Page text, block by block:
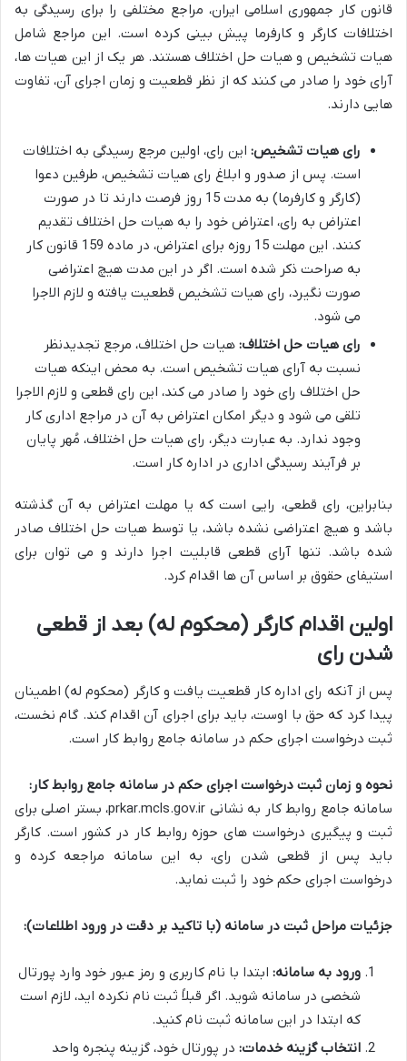
قانون کار جمهوری اسلامی ایران، مراجع مختلفی را برای رسیدگی به
اختلافات کارگر و کارفرما پیش بینی کرده است. این مراجع شامل
هیات تشخیص و هیات حل اختلاف هستند. هر یک از این هیات ها،
آرای خود را صادر می کنند که از نظر قطعیت و زمان اجرای آن، تفاوت
هایی دارند.
رای هیات تشخیص: این رای، اولین مرجع رسیدگی به اختلافات
است. پس از صدور و ابلاغ رای هیات تشخیص، طرفین دعوا
(کارگر و کارفرما) به مدت 15 روز فرصت دارند تا در صورت
اعتراض به رای، اعتراض خود را به هیات حل اختلاف تقدیم
کنند. این مهلت 15 روزه برای اعتراض، در ماده 159 قانون کار
به صراحت ذکر شده است. اگر در این مدت هیچ اعتراضی
صورت نگیرد، رای هیات تشخیص قطعیت یافته و لازم الاجرا
می شود.
رای هیات حل اختلاف: هیات حل اختلاف، مرجع تجدیدنظر
نسبت به آرای هیات تشخیص است. به محض اینکه هیات
حل اختلاف رای خود را صادر می کند، این رای قطعی و لازم الاجرا
تلقی می شود و دیگر امکان اعتراض به آن در مراجع اداری کار
وجود ندارد. به عبارت دیگر، رای هیات حل اختلاف، مُهر پایان
بر فرآیند رسیدگی اداری در اداره کار است.
بنابراین، رای قطعی، رایی است که یا مهلت اعتراض به آن گذشته
باشد و هیچ اعتراضی نشده باشد، یا توسط هیات حل اختلاف صادر
شده باشد. تنها آرای قطعی قابلیت اجرا دارند و می توان برای
استیفای حقوق بر اساس آن ها اقدام کرد.
اولین اقدام کارگر (محکوم له) بعد از قطعی
شدن رای
پس از آنکه رای اداره کار قطعیت یافت و کارگر (محکوم له) اطمینان
پیدا کرد که حق با اوست، باید برای اجرای آن اقدام کند. گام نخست،
ثبت درخواست اجرای حکم در سامانه جامع روابط کار است.
نحوه و زمان ثبت درخواست اجرای حکم در سامانه جامع روابط کار:
سامانه جامع روابط کار به نشانی prkar.mcls.gov.ir، بستر اصلی برای
ثبت و پیگیری درخواست های حوزه روابط کار در کشور است. کارگر
باید پس از قطعی شدن رای، به این سامانه مراجعه کرده و
درخواست اجرای حکم خود را ثبت نماید.
جزئیات مراحل ثبت در سامانه (با تاکید بر دقت در ورود اطلاعات):
ورود به سامانه: ابتدا با نام کاربری و رمز عبور خود وارد پورتال
شخصی در سامانه شوید. اگر قبلاً ثبت نام نکرده اید، لازم است
که ابتدا در این سامانه ثبت نام کنید.
انتخاب گزینه خدمات: در پورتال خود، گزینه پنجره واحد